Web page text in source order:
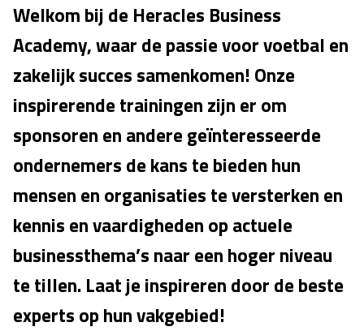
Welkom bij de Heracles Business
Academy, waar de passie voor voetbal en
zakelijk succes samenkomen! Onze
inspirerende trainingen zijn er om
sponsoren en andere geïnteresseerde
ondernemers de kans te bieden hun
mensen en organisaties te versterken en
kennis en vaardigheden op actuele
businessthema’s naar een hoger niveau
te tillen. Laat je inspireren door de beste
experts op hun vakgebied!